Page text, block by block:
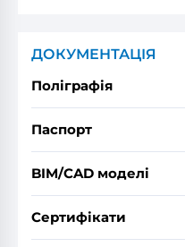
ДОКУМЕНТАЦІЯ
Поліграфія
Паспорт
BIM/CAD моделі
Сертифікати